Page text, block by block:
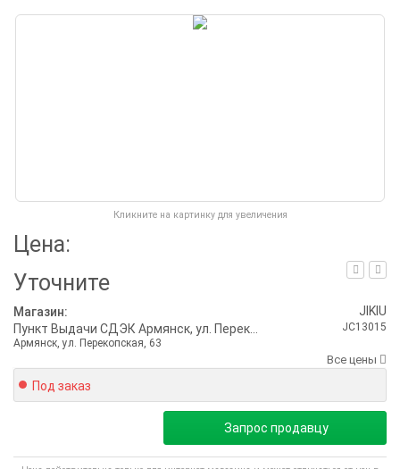
Кликните на картинку для увеличения
Цена:
Уточните
Магазин:
Армянск, ул. Перекопская, 63
JIKIU
JC13015
Все цены
Под заказ
Запрос продавцу